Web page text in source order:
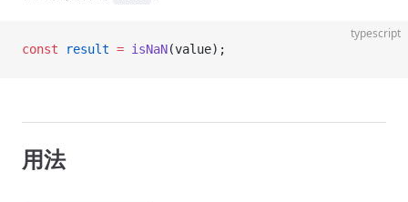
typescript
const result = isNaN(value);
用法